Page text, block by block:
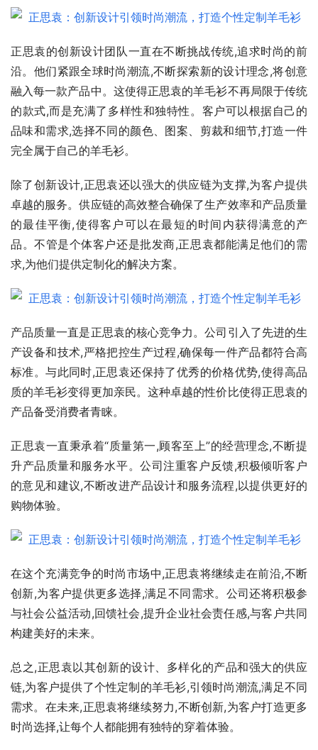
正思袁的创新设计团队一直在不断挑战传统,追求时尚的前
沿。他们紧跟全球时尚潮流,不断探索新的设计理念,将创意
融入每一款产品中。这使得正思袁的羊毛衫不再局限于传统
的款式,而是充满了多样性和独特性。客户可以根据自己的
品味和需求,选择不同的颜色、图案、剪裁和细节,打造一件
完全属于自己的羊毛衫。
除了创新设计,正思袁还以强大的供应链为支撑,为客户提供
卓越的服务。供应链的高效整合确保了生产效率和产品质量
的最佳平衡,使得客户可以在最短的时间内获得满意的产
品。不管是个体客户还是批发商,正思袁都能满足他们的需
求,为他们提供定制化的解决方案。
产品质量一直是正思袁的核心竞争力。公司引入了先进的生
产设备和技术,严格把控生产过程,确保每一件产品都符合高
标准。与此同时,正思袁还保持了优秀的价格优势,使得高品
质的羊毛衫变得更加亲民。这种卓越的性价比使得正思袁的
产品备受消费者青睐。
正思袁一直秉承着“质量第一,顾客至上”的经营理念,不断提
升产品质量和服务水平。公司注重客户反馈,积极倾听客户
的意见和建议,不断改进产品设计和服务流程,以提供更好的
购物体验。
在这个充满竞争的时尚市场中,正思袁将继续走在前沿,不断
创新,为客户提供更多选择,满足不同需求。公司还将积极参
与社会公益活动,回馈社会,提升企业社会责任感,与客户共同
构建美好的未来。
总之,正思袁以其创新的设计、多样化的产品和强大的供应
链,为客户提供了个性定制的羊毛衫,引领时尚潮流,满足不同
需求。在未来,正思袁将继续努力,不断创新,为客户打造更多
时尚选择,让每个人都能拥有独特的穿着体验。